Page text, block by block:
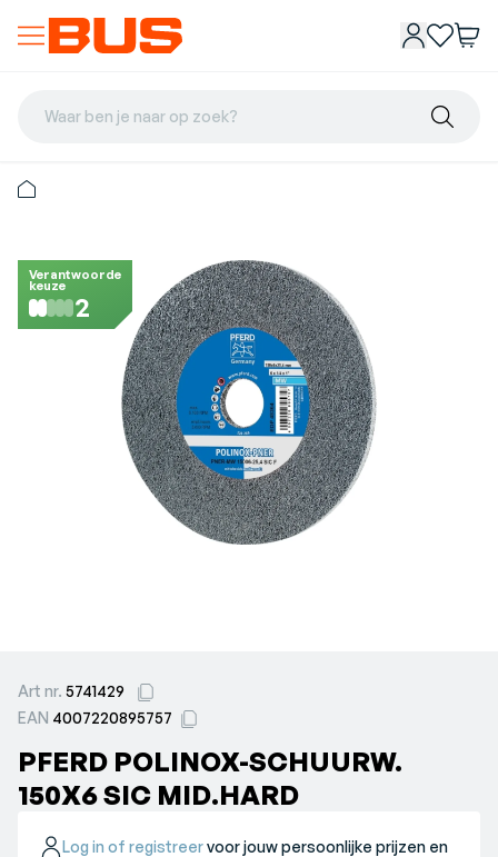
Waar ben je naar op zoek?
Verantwoorde
keuze
2
Art nr. 5741429
EAN 4007220895757
PFERD POLINOX-SCHUURW.
150X6 SIC MID.HARD
Log in of registreervoor jouw persoonlijke prijzen en